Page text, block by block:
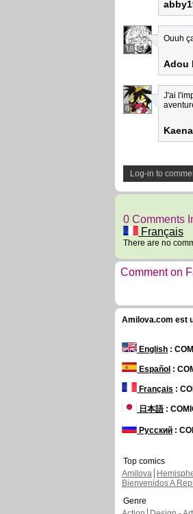
18
Ouuh
Adou
8
J'ai
Kaena
Log-in to
0 Comments
Français
There are no
Comment on
Amilova.com est
English :
Español :
Français :
日本語:
Русский :
Top comics
Amilova
Bienvenidos A
Genre